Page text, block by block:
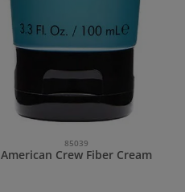
85039
American Crew Fiber Cream